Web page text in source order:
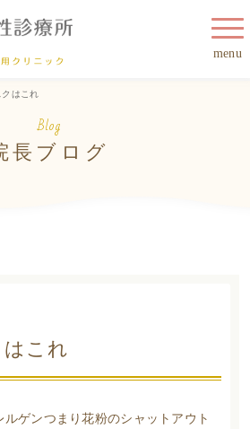
menu
はこれ
Blog
長ブログ
これ
ゲンつまり花粉のシャットアウト